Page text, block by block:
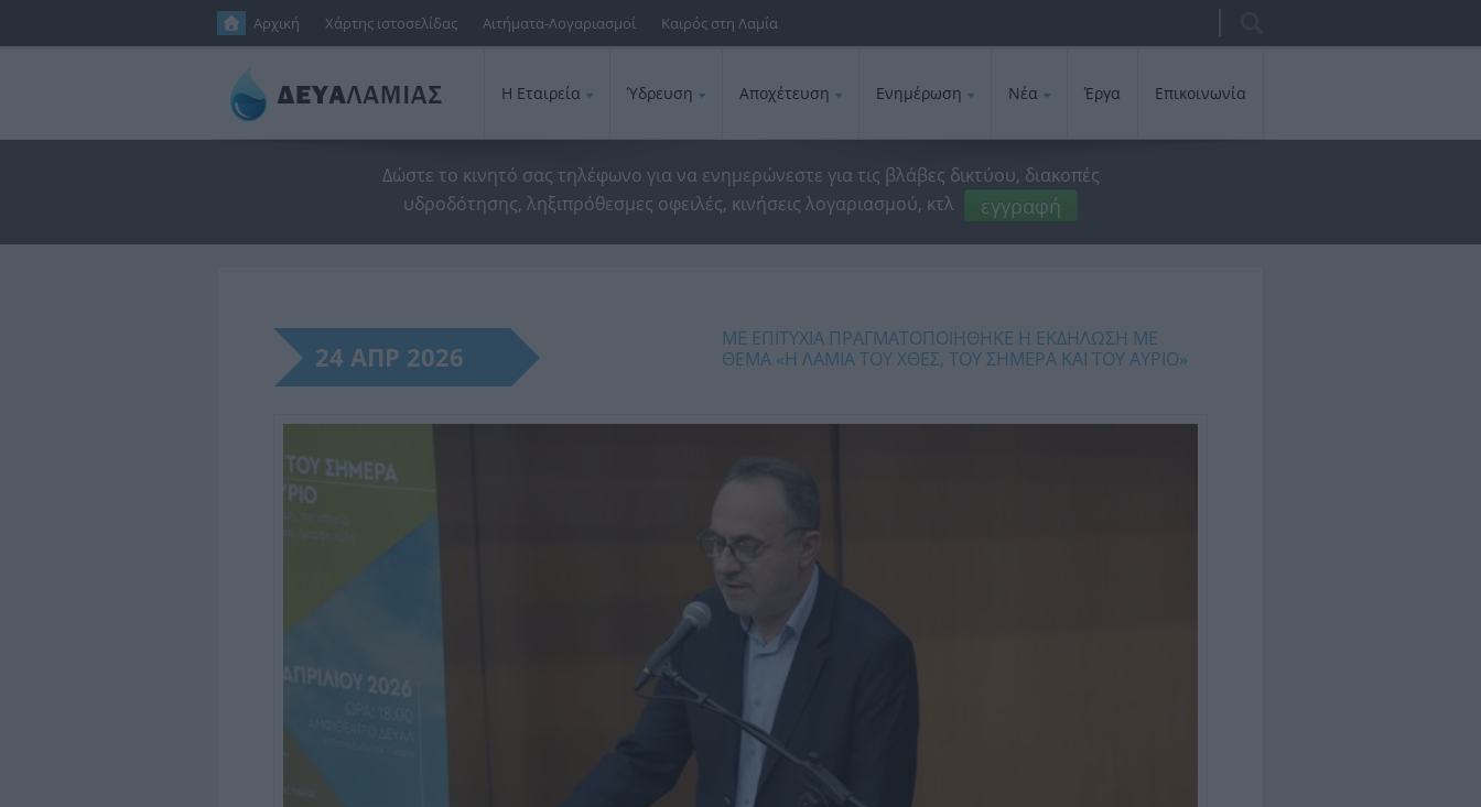
Παράκαμψη προς το κυρίως περιεχόμενοΑρχική Χάρτης ιστοσελίδας Αιτήματα-Λογαριασμοί Καιρός στη Λαμία
Φόρμα
αναζήτησης
Η Εταιρεία Ύδρευση Αποχέτευση Ενημέρωση Νέα Έργα Επικοινωνία
Δώστε το κινητό σας τηλέφωνο για να ενημερώνεστε για τις βλάβες δικτύου, διακοπές
υδροδότησης, ληξιπρόθεσμες οφειλές, κινήσεις λογαριασμού, κτλ
εγγραφή
24 ΑΠΡ 2026
ΜΕ ΕΠΙΤΥΧΙΑ ΠΡΑΓΜΑΤΟΠΟΙΗΘΗΚΕ Η ΕΚΔΗΛΩΣΗ ΜΕ
ΘΕΜΑ «Η ΛΑΜΙΑ ΤΟΥ ΧΘΕΣ, ΤΟΥ ΣΗΜΕΡΑ ΚΑΙ ΤΟΥ ΑΥΡΙΟ»